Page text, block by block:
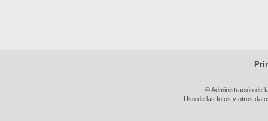
© Administración de
Uso de las fotos y otros